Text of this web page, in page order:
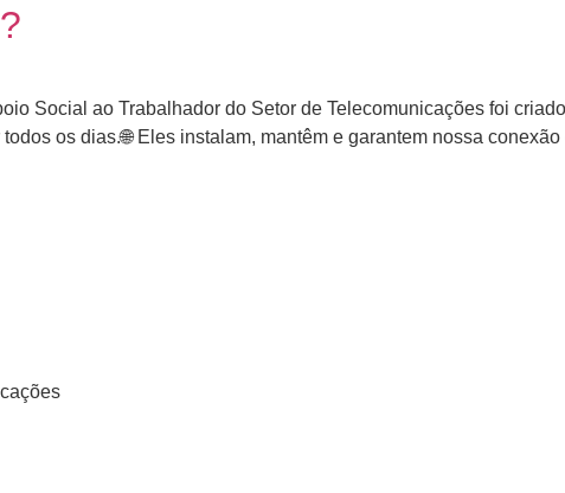
Social ao Trabalhador do Setor de Telecomunicações foi
os dias.🌐 Eles instalam, mantêm e garantem nossa